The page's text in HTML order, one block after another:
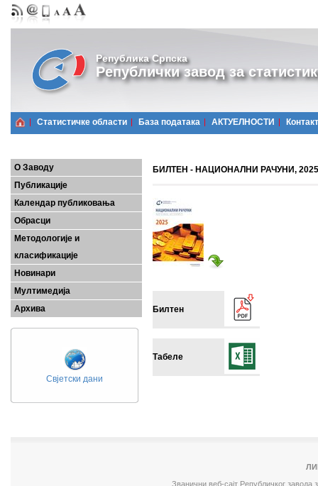
Република Српска
Републички завод за
Статистичке области Базa података АКТУЕЛНОСТИ Контакт
О Заводу
Публикације
Календар публиковања
Обрасци
Методологије и
класификације
Новинари
Мултимедија
Архива
Свјетски дани
БИЛТЕН - НАЦИОНАЛНИ РАЧУНИ,
Билтен
Табеле
Званични веб-сајт Републичког